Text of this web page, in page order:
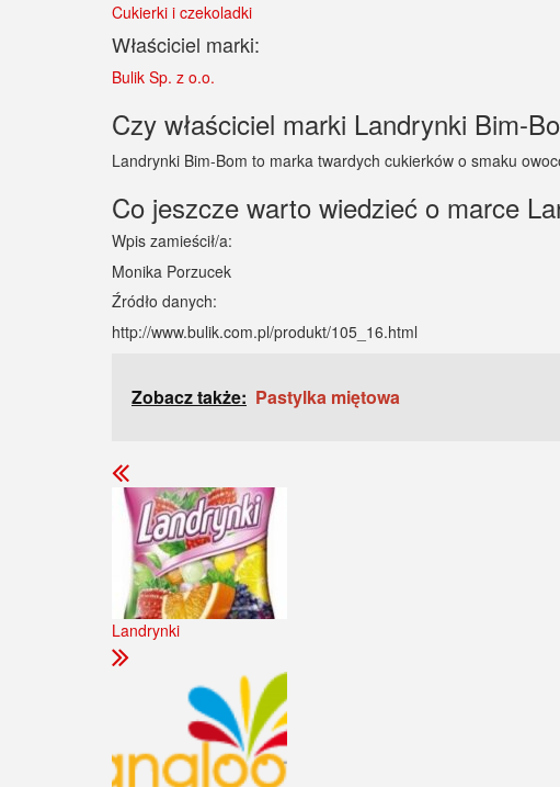
Cukierki i czekoladki
Właściciel marki:
Bulik Sp. z o.o.
Czy właściciel marki Landrynki Bim-
Landrynki Bim-Bom to marka twardych cukierków o smaku
Co jeszcze warto wiedzieć o marce
Wpis zamieścił/a:
Monika Porzucek
Źródło danych:
http://www.bulik.com.pl/produkt/105_16.html
Zobacz także: Pastylka miętowa
Landrynki